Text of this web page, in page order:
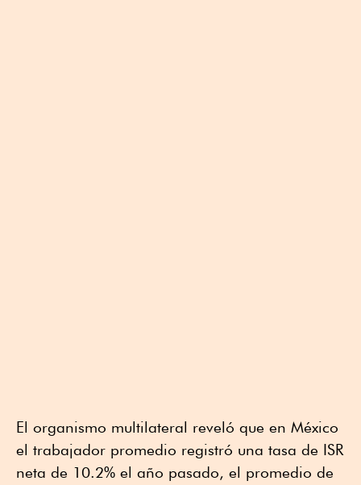
El organismo multilateral reveló que en México
el trabajador promedio registró una tasa de ISR
neta de 10.2% el año pasado, el promedio de